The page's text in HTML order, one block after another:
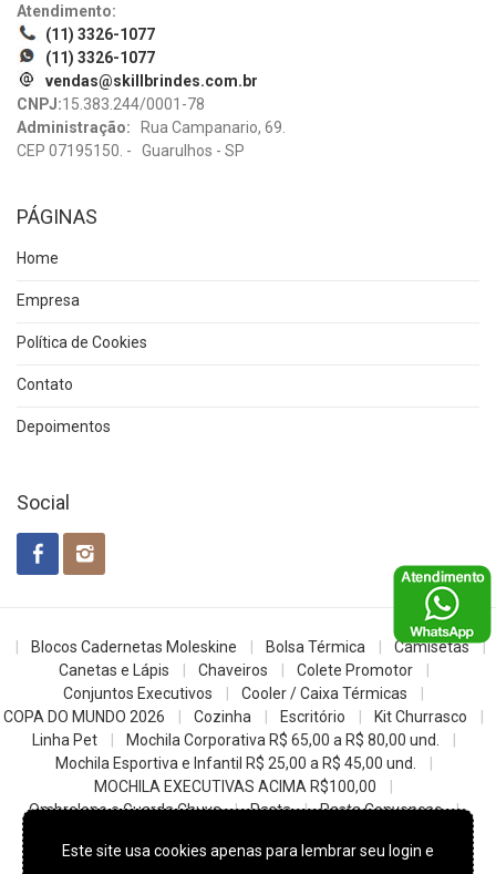
Atendimento:
(11) 3326-1077
(11) 3326-1077
vendas@skillbrindes.com.br
CNPJ:15.383.244/0001-78
Administração: Rua Campanario, 69.
CEP 07195150. - Guarulhos - SP
PÁGINAS
Home
Empresa
Política de Cookies
Contato
Depoimentos
Social
Blocos Cadernetas Moleskine Bolsa Térmica
Camisetas
Canetas e Lápis
Chaveiros
Colete Promotor
Conjuntos Executivos
Cooler / Caixa Térmicas
COPA DO MUNDO 2026
Cozinha Escritório
Kit Churrasco
Linha Pet
Mochila Corporativa R$ 65,00 a R$ 80,00 und.
Mochila Esportiva e Infantil R$ 25,00 a R$ 45,00 und.
MOCHILA EXECUTIVAS ACIMA R$100,00
Ombrelone e Guarda Chuva
Pasta
Pasta Convencao
z- Datas Comemorativas
Este site usa cookies apenas para lembrar seu login e